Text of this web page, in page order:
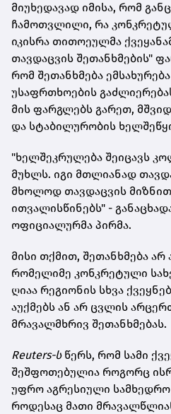
მიუხედავად იმისა, რომ
ჩამოთვლილი, რა
იკისრა თითოეულმა
თავდაცვის შეთანხმების"
რომ შეთანხმება
უსაფრთხოების
მის ფარგლებს გარეთ,
და სტაბილურობის
"ხელშეკრულება შეიცავს
მუხლს. იგი მთლიანად
მხოლოდ თავდაცვის
ითვალისწინებს" -
ოფიციალურმა პირმა.
მისი თქმით, შეთანხმება
რომელიმე კონკრეტული
ღიაა რეგიონის სხვა
აუქმებს ან არ ცვლის
მრავალმხრივ შეთანხმებას.
Reuters-სწერს, რომ სამი
შეშფოთებულია როგორც
უფრო აგრესიული
როდესაც მათი